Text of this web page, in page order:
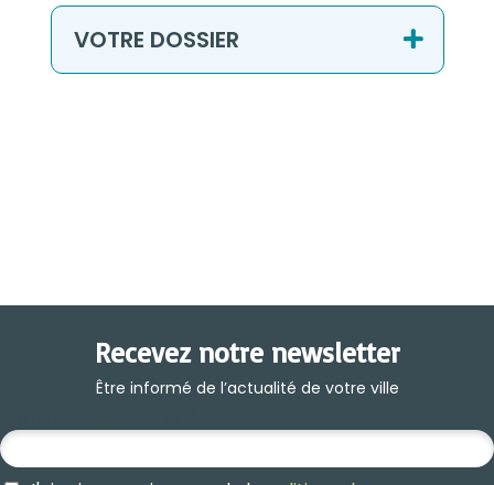
VOTRE DOSSIER
Recevez notre newsletter
Être informé de l’actualité de votre ville